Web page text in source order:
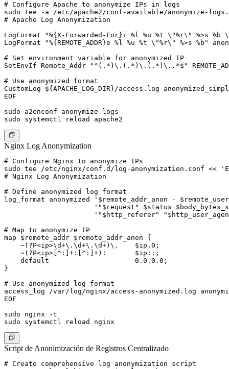
# Configure Apache to anonymize IPs in logs
sudo tee -a /etc/apache2/conf-available/anonymize-
# Apache Log Anonymization
LogFormat "%{X-Forwarded-For}i %l %u %t \"%r\" %>s
LogFormat "%{REMOTE_ADDR}e %l %u %t \"%r\" %>s %b"
# Set environment variable for anonymized IP
SetEnvIf Remote_Addr "^(.*)\.(.*)\.(.*)\..*$"
# Use anonymized format
CustomLog ${APACHE_LOG_DIR}/access.log
EOF
sudo a2enconf anonymize-logs
Nginx Log Anonymization
# Configure Nginx to anonymize IPs
sudo tee /etc/nginx/conf.d/log-anonymization.conf <<
# Nginx Log Anonymization
# Define anonymized log format
log_format anonymized '$remote_addr_anon -
'"$request" $status
'"$http_referer"
# Map to anonymize IP
map $remote_addr $remote_addr_anon {
    ~(?P<ip>\d+\.\d+\.\d+)\.    $ip.0;
    ~(?P<ip>[^:]+:[^:]+):       $ip::;
    default                     0.0.0.0;
}
# Use anonymized log format
access_log /var/log/nginx/access-anonymized.log
EOF
sudo nginx -t
Script de Anonimización de Registros Centralizado
# Create comprehensive log anonymization script